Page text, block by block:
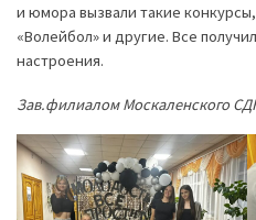
и юмора вызвали такие конкурсы,
«Волейбол» и другие. Все
настроения.
Зав.филиалом Москаленского